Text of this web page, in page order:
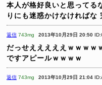
本人が格好良いと思ってる
りにも迷惑かけなければな
返信 743mg 2013年10月29日 20:50
だっせえええええｗｗｗｗ
ですアピールｗｗｗｗ
返信 743mg 2013年10月29日 21:04